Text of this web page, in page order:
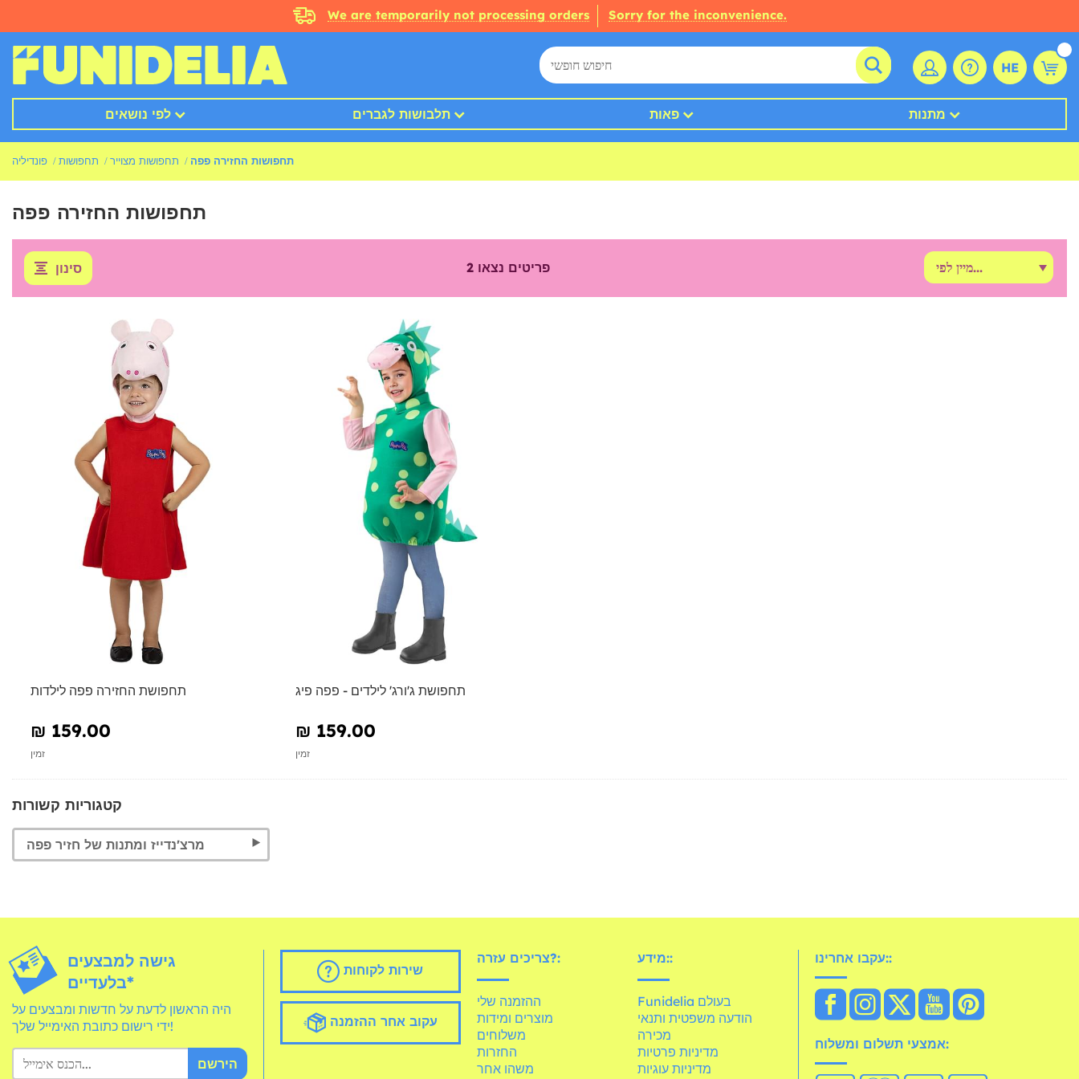
We are temporarily not processing orders Sorry for the inconvenience.
HE
לפי נושאים תלבושות לגברים פאות מתנות
פונדיליה תחפושות תחפושות מצוייר תחפושות החזירה פפה
תחפושות החזירה פפה
סינון 2 פריטים נצאו
תחפושת החזירה פפה לילדות
₪‎ 159.00
זמין
תחפושת ג'ורג' לילדים - פפה פיג
₪‎ 159.00
זמין
קטגוריות קשורות
מרצ'נדייז ומתנות של חזיר פפה
גישה למבצעים
בלעדיים*
היה הראשון לדעת על חדשות ומבצעים על
ידי רישום כתובת האימייל שלך!
הירשם
שירות לקוחות
עקוב אחר ההזמנה
צריכים עזרה?:
ההזמנה שלי
מוצרים ומידות
משלוחים
החזרות
משהו אחר
מידע::
Funidelia בעולם
הודעה משפטית ותנאי
מכירה
מדיניות פרטיות
מדיניות עוגיות
עקבו אחרינו::
אמצעי תשלום ומשלוח: